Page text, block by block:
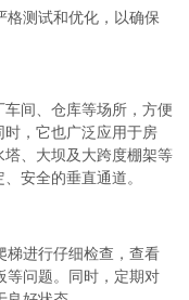
格测试和优化，以确保
间、仓库等场所，方便
时，它也广泛应用于房
、大坝及大跨度棚架等
安全的垂直通道。
梯进行仔细检查，查看
等问题。同时，定期对